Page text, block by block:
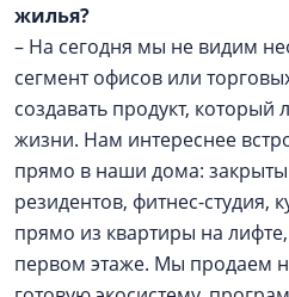
жилья?
– На сегодня мы не видим
сегмент офисов или
создавать продукт, который
жизни. Нам интереснее
прямо в наши дома:
резидентов, фитнес-студия,
прямо из квартиры на
первом этаже. Мы продаем